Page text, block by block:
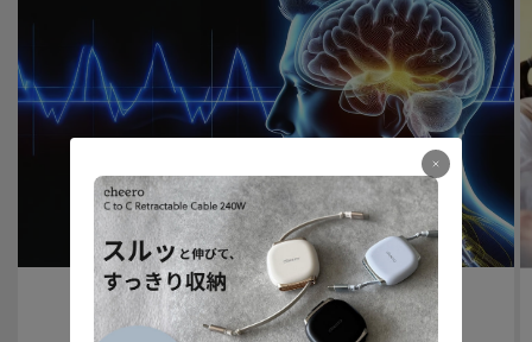
認知症予防への取り組みについて